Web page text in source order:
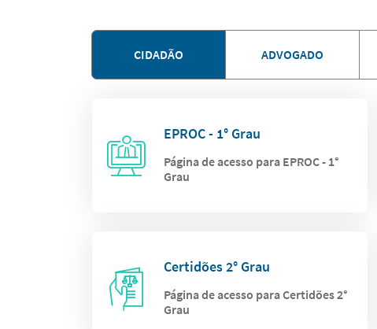
CIDADÃO ADVOGADO
EPROC - 1° Grau
Página de acesso para EPROC - 1°
Grau
Certidões 2° Grau
Página de acesso para Certidões 2°
Grau